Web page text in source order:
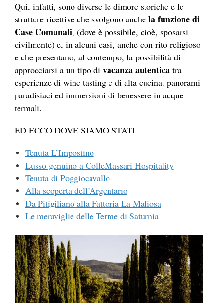
Qui, infatti, sono diverse le dimore storiche e le
strutture ricettive che svolgono anche la funzione di
Case Comunali, (dove è possibile, cioè, sposarsi
civilmente) e, in alcuni casi, anche con rito religioso
e che presentano, al contempo, la possibilità di
approcciarsi a un tipo di vacanza autentica tra
esperienze di wine tasting e di alta cucina, panorami
paradisiaci ed immersioni di benessere in acque
termali.
ED ECCO DOVE SIAMO STATI
Tenuta L’Impostino
Lusso genuino a ColleMassari Hospitality
Tenuta di Poggiocavallo
Alla scoperta dell’Argentario
Da Pitigiliano alla Fattoria La Maliosa
Le meraviglie delle Terme di Saturnia